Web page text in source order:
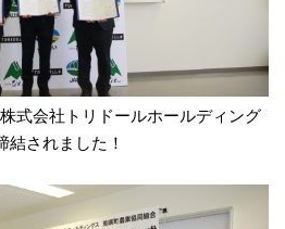
式会社トリドールホールディング
結されました！